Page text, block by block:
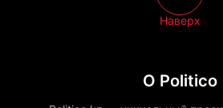
О Politico
Наверх